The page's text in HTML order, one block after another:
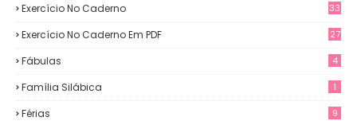
Exercício No Caderno 33
Exercício No Caderno Em PDF 27
Fábulas 4
Família Silábica 1
Férias 9